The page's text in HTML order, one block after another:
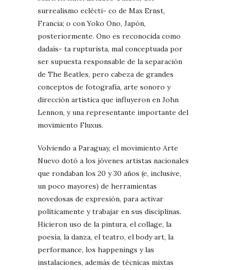
surrealismo eclécti- co de Max Ernst,
Francia; o con Yoko Ono, Japón,
posteriormente. Ono es reconocida como
dadaís- ta rupturista, mal conceptuada por
ser supuesta responsable de la separación
de The Beatles, pero cabeza de grandes
conceptos de fotografía, arte sonoro y
dirección artística que influyeron en John
Lennon, y una representante importante del
movimiento Fluxus.
Volviendo a Paraguay, el movimiento Arte
Nuevo dotó a los jóvenes artistas nacionales
que rondaban los 20 y 30 años (e, inclusive,
un poco mayores) de herramientas
novedosas de expresión, para activar
políticamente y trabajar en sus disciplinas.
Hicieron uso de la pintura, el collage, la
poesía, la danza, el teatro, el body art, la
performance, los happenings y las
instalaciones, además de técnicas mixtas